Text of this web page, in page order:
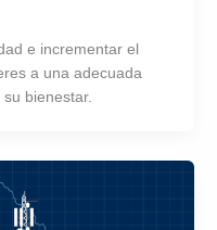
e incrementar el
a una adecuada
bienestar.